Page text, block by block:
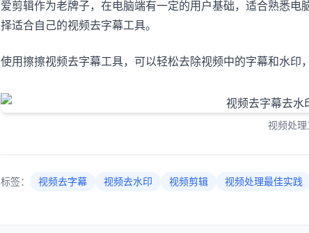
爱剪辑作为老牌子，在电脑端有一定的用户基础，适合熟悉
择适合自己的视频去字幕工具。
使用擦擦视频去字幕工具，可以轻松去除视频中的字幕和水印
视频处
标签： 视频去字幕 视频去水印 视频剪辑 视频处理最佳实践